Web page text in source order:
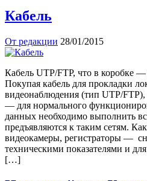
Кабель
От редакции 28/01/2015
Кабель UTP/FTP, что в коробке
Покупая кабель для прокладки
видеонаблюдения (тип UTP/FTP),
— для нормального
данных необходимо выполнить
предъявляются к таким сетям.
видеокамеры, регистраторы —
техническими показателями и
[…]